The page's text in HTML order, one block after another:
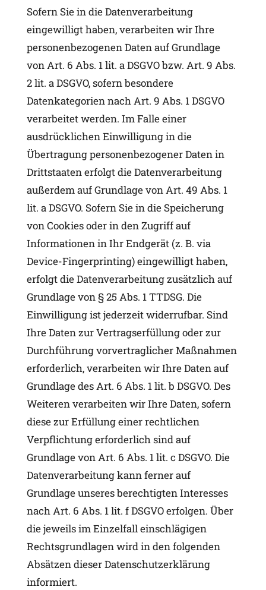
Sofern Sie in die Datenverarbeitung
eingewilligt haben, verarbeiten wir Ihre
personenbezogenen Daten auf Grundlage
von Art. 6 Abs. 1 lit. a DSGVO bzw. Art. 9 Abs.
2 lit. a DSGVO, sofern besondere
Datenkategorien nach Art. 9 Abs. 1 DSGVO
verarbeitet werden. Im Falle einer
ausdrücklichen Einwilligung in die
Übertragung personenbezogener Daten in
Drittstaaten erfolgt die Datenverarbeitung
außerdem auf Grundlage von Art. 49 Abs. 1
lit. a DSGVO. Sofern Sie in die Speicherung
von Cookies oder in den Zugriff auf
Informationen in Ihr Endgerät (z. B. via
Device-Fingerprinting) eingewilligt haben,
erfolgt die Datenverarbeitung zusätzlich auf
Grundlage von § 25 Abs. 1 TTDSG. Die
Einwilligung ist jederzeit widerrufbar. Sind
Ihre Daten zur Vertragserfüllung oder zur
Durchführung vorvertraglicher Maßnahmen
erforderlich, verarbeiten wir Ihre Daten auf
Grundlage des Art. 6 Abs. 1 lit. b DSGVO. Des
Weiteren verarbeiten wir Ihre Daten, sofern
diese zur Erfüllung einer rechtlichen
Verpflichtung erforderlich sind auf
Grundlage von Art. 6 Abs. 1 lit. c DSGVO. Die
Datenverarbeitung kann ferner auf
Grundlage unseres berechtigten Interesses
nach Art. 6 Abs. 1 lit. f DSGVO erfolgen. Über
die jeweils im Einzelfall einschlägigen
Rechtsgrundlagen wird in den folgenden
Absätzen dieser Datenschutzerklärung
informiert.